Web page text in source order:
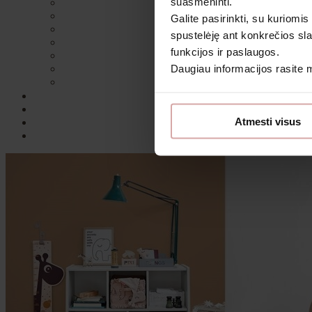
Galite pasirinkti, su
spustelėję ant konkrečios
funkcijos ir paslaugos.
Daugiau informacijos rasite
Atmesti visus
Daugiau